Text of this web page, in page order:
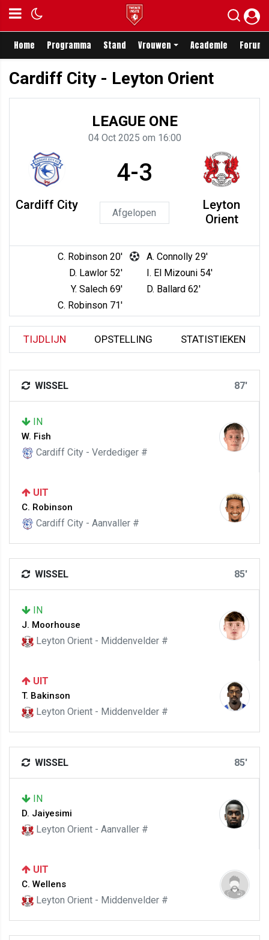
Home Programma Stand Vrouwen Academie Forum
Cardiff City - Leyton Orient
LEAGUE ONE
04 Oct 2025 om 16:00
Cardiff City
4-3
Afgelopen
Leyton
Orient
C. Robinson 20'
D. Lawlor 52'
Y. Salech 69'
C. Robinson 71'
A. Connolly 29'
I. El Mizouni 54'
D. Ballard 62'
TIJDLIJN OPSTELLING STATISTIEKEN
WISSEL 87'
IN
W. Fish
Cardiff City - Verdediger #
UIT
C. Robinson
Cardiff City - Aanvaller #
WISSEL 85'
IN
J. Moorhouse
Leyton Orient - Middenvelder #
UIT
T. Bakinson
Leyton Orient - Middenvelder #
WISSEL 85'
IN
D. Jaiyesimi
Leyton Orient - Aanvaller #
UIT
C. Wellens
Leyton Orient - Middenvelder #